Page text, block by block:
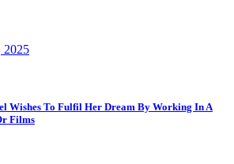
2025
Wishes To Fulfil Her Dream By Working In A
Films